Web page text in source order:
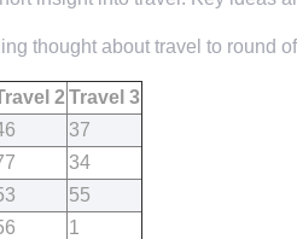
thought about travel to round
2 Travel 3
37
34
55
1